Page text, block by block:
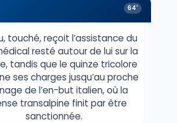
64'
touché, reçoit l’assistance du
resté autour de lui sur la
tandis que le quinze tricolore
ses charges jusqu’au proche
de l’en-but italien, où la
transalpine finit par être
sanctionnée.